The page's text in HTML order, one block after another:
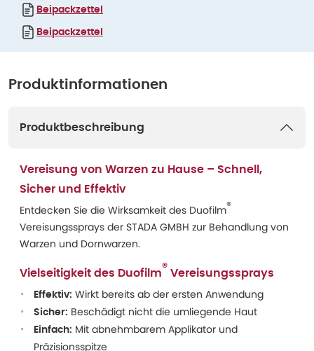
Beipackzettel
Beipackzettel
Produktinformationen
Produktbeschreibung
Vereisung von Warzen zu Hause – Schnell,
Sicher und Effektiv
Entdecken Sie die Wirksamkeit des Duofilm®
Vereisungssprays der STADA GMBH zur Behandlung von
Warzen und Dornwarzen.
Vielseitigkeit des Duofilm® Vereisungssprays
Effektiv: Wirkt bereits ab der ersten Anwendung
Sicher: Beschädigt nicht die umliegende Haut
Einfach: Mit abnehmbarem Applikator und
Präzisionsspitze